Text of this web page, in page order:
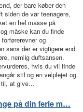
der bare køber den
siden de var teenagere,
en hel masse på
måske kan du finde
og
sans der er vigtigere end
nemlig duftsansen.
hvis du vil finde
stil og en velplejet og
til, at give…
på din ferie m…